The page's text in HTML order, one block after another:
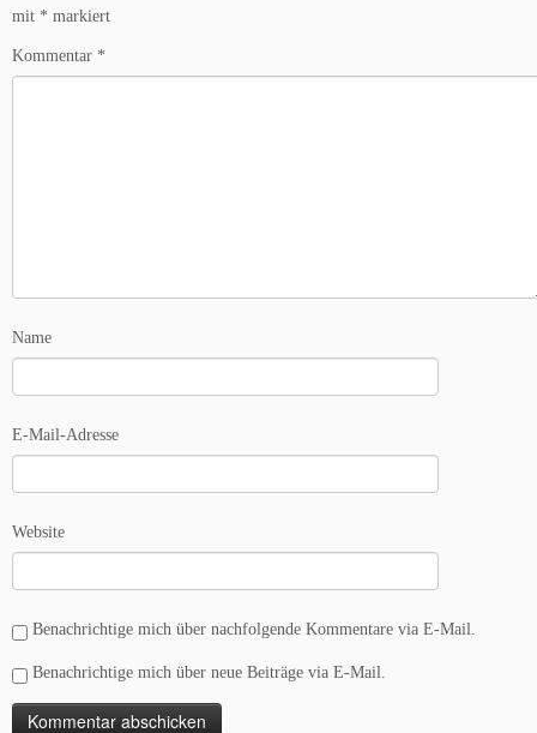
mit * markiert
Kommentar *
Name
E-Mail-Adresse
Website
Benachrichtige mich über nachfolgende Kommentare via E-Mail.
Benachrichtige mich über neue Beiträge via E-Mail.